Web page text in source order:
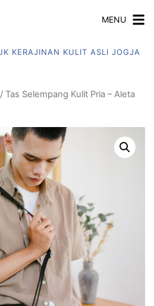
MENU
/ Tas Selempang Kulit Pria – Aleta